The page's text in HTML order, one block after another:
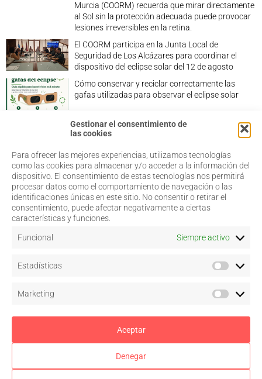
Gestionar el consentimiento de
las cookies
Para ofrecer las mejores experiencias, utilizamos tecnologías
como las cookies para almacenar y/o acceder a la información del
dispositivo. El consentimiento de estas tecnologías nos permitirá
procesar datos como el comportamiento de navegación o las
identificaciones únicas en este sitio. No consentir o retirar el
consentimiento, puede afectar negativamente a ciertas
características y funciones.
Funcional Siempre activo
Estadísticas
Marketing
Aceptar
Denegar
Murcia (COORM) recuerda que mirar directamente
al Sol sin la protección adecuada puede provocar
lesiones irreversibles en la retina.
El COORM participa en la Junta Local de
Seguridad de Los Alcázares para coordinar el
dispositivo del eclipse solar del 12 de agosto
Cómo conservar y reciclar correctamente las
gafas utilizadas para observar el eclipse solar
968 20 87 67
admin@coorm.org
Miguel Vivancos, 4
30007 Murcia
Salud Visual
Profesionales
Quiénes somos
Actualidad
Contacto
Acceso a colegiados
Síguenos en